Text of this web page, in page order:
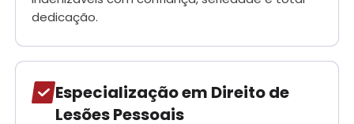
dedicação.
Especialização em Direito de
Lesões Pessoais